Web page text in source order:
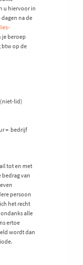
u hiervoor in
na de
je beroep
btw op de
(niet-lid)
= bedrijf
tot en met
van
persoon
het recht
alle
ertoe
wordt dan